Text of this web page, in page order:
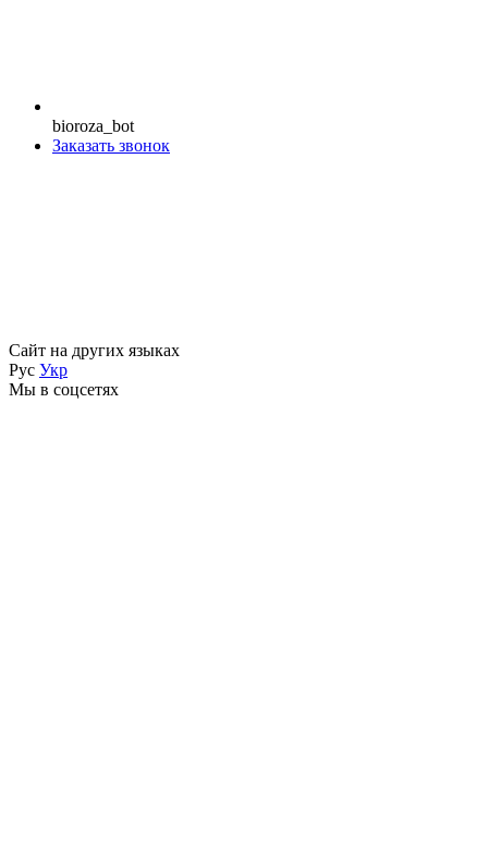
bioroza_bot
Заказать звонок
Сайт на других языках
Рус Укр
Мы в соцсетях